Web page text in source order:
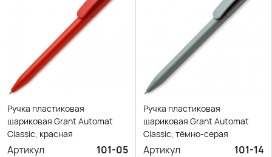
Ручка пластиковая
шариковая Grant Automat
Classic, красная
Артикул
101-05
Ручка пластиковая
шариковая Grant Automat
Classic, тёмно-серая
Артикул
101-14